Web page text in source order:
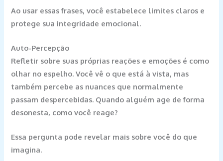
Ao usar essas frases, você estabelece limites claros e
protege sua integridade emocional.
Auto-Percepção
Refletir sobre suas próprias reações e emoções é como
olhar no espelho. Você vê o que está à vista, mas
também percebe as nuances que normalmente
passam despercebidas. Quando alguém age de forma
desonesta, como você reage?
Essa pergunta pode revelar mais sobre você do que
imagina.